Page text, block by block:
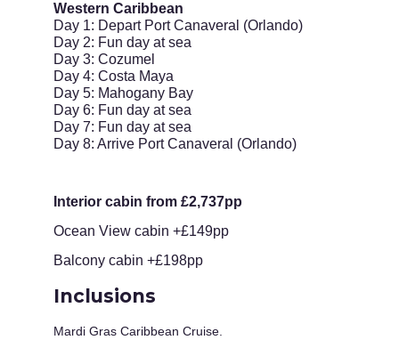
Western Caribbean
Day 1: Depart Port Canaveral (Orlando)
Day 2: Fun day at sea
Day 3: Cozumel
Day 4: Costa Maya
Day 5: Mahogany Bay
Day 6: Fun day at sea
Day 7: Fun day at sea
Day 8: Arrive Port Canaveral (Orlando)
Interior cabin from £2,737pp
Ocean View cabin +£149pp
Balcony cabin +£198pp
Inclusions
Mardi Gras Caribbean Cruise.